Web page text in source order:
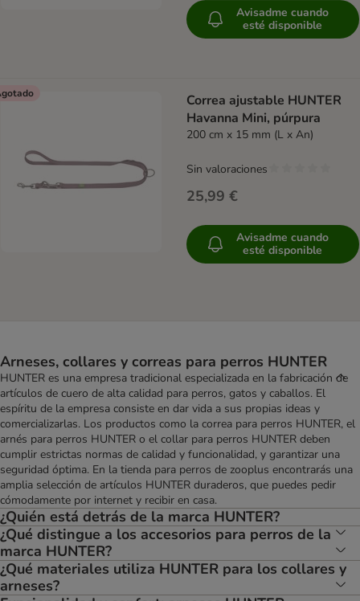
Avisadme cuando
esté disponible
Correa ajustable HUNTER
Havanna Mini, púrpura
200 cm x 15 mm (L x An)
25,99 €
Sin valoraciones
Avisadme cuando
esté disponible
Arneses, collares y correas para perros HUNTER
HUNTER es una empresa tradicional especializada en la fabricación de
artículos de cuero de alta calidad para perros, gatos y caballos. El
espíritu de la empresa consiste en dar vida a sus propias ideas y
comercializarlas. Los productos como la correa para perros HUNTER, el
arnés para perros HUNTER o el collar para perros HUNTER deben
cumplir estrictas normas de calidad y funcionalidad, y garantizar una
seguridad óptima. En la tienda para perros de zooplus encontrarás una
amplia selección de artículos HUNTER duraderos, que puedes pedir
cómodamente por internet y recibir en casa.
¿Quién está detrás de la marca HUNTER?
¿Qué distingue a los accesorios para perros de la
marca HUNTER?
¿Qué materiales utiliza HUNTER para los collares y
arneses?